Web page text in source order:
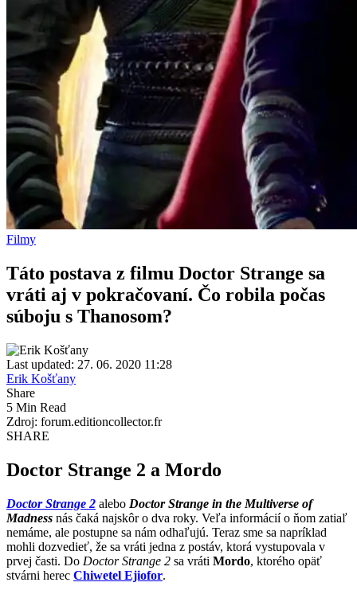
Filmy
Táto postava z filmu Doctor Strange sa
vráti aj v pokračovaní. Čo robila počas
súboju s Thanosom?
Last updated: 27. 06. 2020 11:28
Erik Košťany
Share
5 Min Read
Zdroj: forum.editioncollector.fr
SHARE
Doctor Strange 2 a Mordo
Doctor Strange 2 alebo Doctor Strange in the Multiverse of
Madness nás čaká najskôr o dva roky. Veľa informácií o ňom zatiaľ
nemáme, ale postupne sa nám odhaľujú. Teraz sme sa napríklad
mohli dozvedieť, že sa vráti jedna z postáv, ktorá vystupovala v
prvej časti. Do Doctor Strange 2 sa vráti Mordo, ktorého opäť
stvárni herec Chiwetel Ejiofor.